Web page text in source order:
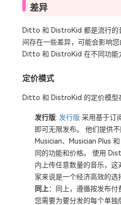
差异
Ditto 和 DistroKid 都是流行的
间存在一些差异，可能会影响
Ditto 和 DistroKid 在不同功能
定价模式
Ditto 和 DistroKid 的定价模型
发行版: 发行版 采用基于订
即可无限发布。 他们提供
Musician、Musician Plus
同的功能和价格。 使用
内上传任意数量的音乐，这
家来说是一个经济高效的选
同上：同上，遵循按发布
您需要为要分发的每个单